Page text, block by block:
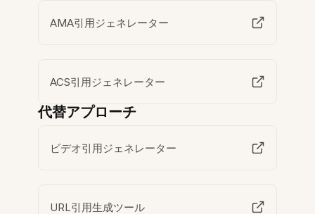
AMA引用ジェネレーター
ACS引用ジェネレーター
代替アプローチ
ビデオ引用ジェネレーター
URL引用生成ツール